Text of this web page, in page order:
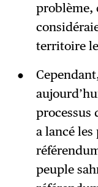
problème,
territoire
processus
a lancé
peuple